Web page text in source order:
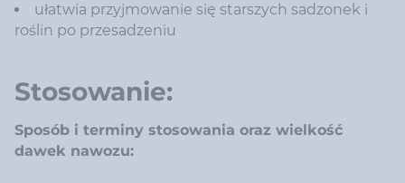
ułatwia przyjmowanie się starszych sadzonek i
roślin po przesadzeniu
Stosowanie:
Sposób i terminy stosowania oraz wielkość
dawek nawozu: